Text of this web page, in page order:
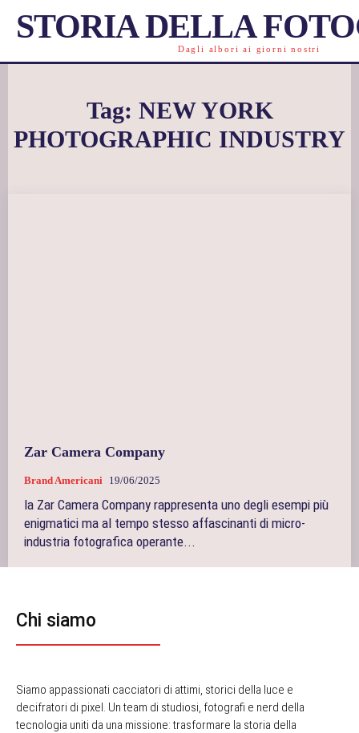
STORIA DELLA
Dagli albori ai giorni nostri
Tag: NEW YORK
PHOTOGRAPHIC INDUSTRY
Zar Camera Company
Brand Americani 19/06/2025
la Zar Camera Company rappresenta uno degli esempi più
enigmatici ma al tempo stesso affascinanti di micro-
industria fotografica operante...
Chi siamo
Siamo appassionati cacciatori di attimi, storici della luce e
decifratori di pixel. Un team di studiosi, fotografi e nerd della
tecnologia uniti da una missione: trasformare la storia della